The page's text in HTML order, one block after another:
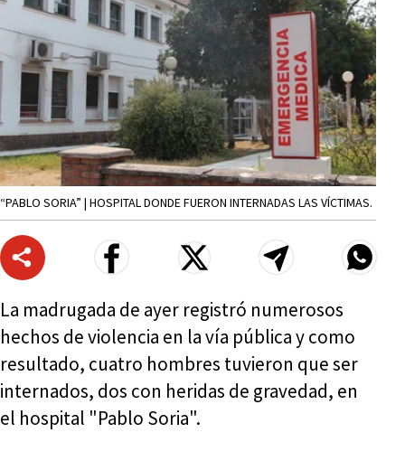
“PABLO SORIA” | HOSPITAL DONDE FUERON INTERNADAS LAS VÍCTIMAS.
La madrugada de ayer registró numerosos
hechos de violencia en la vía pública y como
resultado, cuatro hombres tuvieron que ser
internados, dos con heridas de gravedad, en
el hospital "Pablo Soria".